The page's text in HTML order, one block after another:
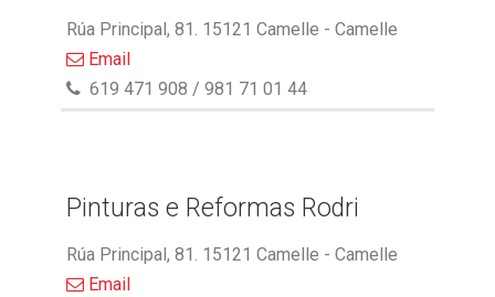
Rúa Principal, 81. 15121 Camelle - Camelle
Email
619 471 908 / 981 71 01 44
Pinturas e Reformas Rodri
Rúa Principal, 81. 15121 Camelle - Camelle
Email